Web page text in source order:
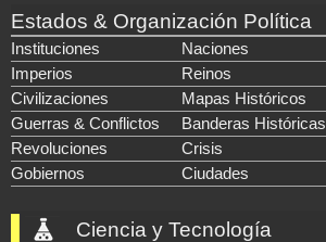
Estados & Organización Política
Instituciones
Naciones
Imperios
Reinos
Civilizaciones
Mapas Históricos
Guerras & Conflictos
Banderas Históricas
Revoluciones
Crisis
Gobiernos
Ciudades
Ciencia y Tecnología